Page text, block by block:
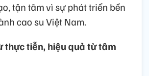
tận tâm vì sự phát triển bền
cao su Việt Nam.
thực tiễn, hiệu quả từ tâm